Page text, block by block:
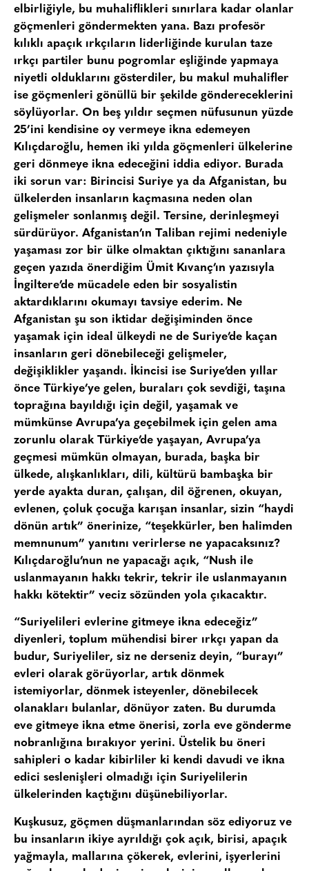
elbirliğiyle, bu muhaliflikleri sınırlara kadar olanlar
göçmenleri göndermekten yana. Bazı profesör
kılıklı apaçık ırkçıların liderliğinde kurulan taze
ırkçı partiler bunu pogromlar eşliğinde yapmaya
niyetli olduklarını gösterdiler, bu makul muhalifler
ise göçmenleri gönüllü bir şekilde göndereceklerini
söylüyorlar. On beş yıldır seçmen nüfusunun yüzde
25’ini kendisine oy vermeye ikna edemeyen
Kılıçdaroğlu, hemen iki yılda göçmenleri ülkelerine
geri dönmeye ikna edeceğini iddia ediyor. Burada
iki sorun var: Birincisi Suriye ya da Afganistan, bu
ülkelerden insanların kaçmasına neden olan
gelişmeler sonlanmış değil. Tersine, derinleşmeyi
sürdürüyor. Afganistan’ın Taliban rejimi nedeniyle
yaşaması zor bir ülke olmaktan çıktığını sananlara
geçen yazıda önerdiğim Ümit Kıvanç’ın yazısıyla
İngiltere’de mücadele eden bir sosyalistin
aktardıklarını okumayı tavsiye ederim. Ne
Afganistan şu son iktidar değişiminden önce
yaşamak için ideal ülkeydi ne de Suriye’de kaçan
insanların geri dönebileceği gelişmeler,
değişiklikler yaşandı. İkincisi ise Suriye’den yıllar
önce Türkiye’ye gelen, buraları çok sevdiği, taşına
toprağına bayıldığı için değil, yaşamak ve
mümkünse Avrupa’ya geçebilmek için gelen ama
zorunlu olarak Türkiye’de yaşayan, Avrupa’ya
geçmesi mümkün olmayan, burada, başka bir
ülkede, alışkanlıkları, dili, kültürü bambaşka bir
yerde ayakta duran, çalışan, dil öğrenen, okuyan,
evlenen, çoluk çocuğa karışan insanlar, sizin “haydi
dönün artık” önerinize, “teşekkürler, ben halimden
memnunum” yanıtını verirlerse ne yapacaksınız?
Kılıçdaroğlu’nun ne yapacağı açık, “Nush ile
uslanmayanın hakkı tekrir, tekrir ile uslanmayanın
hakkı kötektir” veciz sözünden yola çıkacaktır.
“Suriyelileri evlerine gitmeye ikna edeceğiz”
diyenleri, toplum mühendisi birer ırkçı yapan da
budur, Suriyeliler, siz ne derseniz deyin, “burayı”
evleri olarak görüyorlar, artık dönmek
istemiyorlar, dönmek isteyenler, dönebilecek
olanakları bulanlar, dönüyor zaten. Bu durumda
eve gitmeye ikna etme önerisi, zorla eve gönderme
nobranlığına bırakıyor yerini. Üstelik bu öneri
sahipleri o kadar kibirliler ki kendi davudi ve ikna
edici seslenişleri olmadığı için Suriyelilerin
ülkelerinden kaçtığını düşünebiliyorlar.
Kuşkusuz, göçmen düşmanlarından söz ediyoruz ve
bu insanların ikiye ayrıldığı çok açık, birisi, apaçık
yağmayla, mallarına çökerek, evlerini, işyerlerini